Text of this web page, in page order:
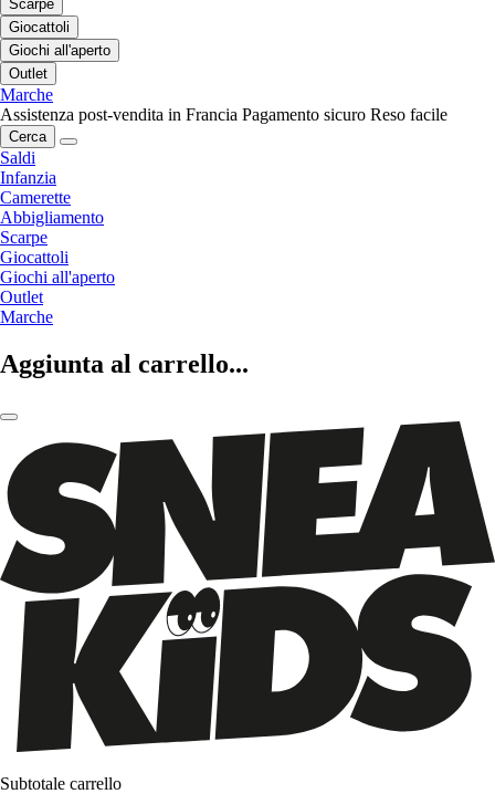
Scarpe
Giocattoli
Giochi all'aperto
Outlet
Marche
Assistenza post-vendita in Francia Pagamento sicuro Reso facile
Cerca
Saldi
Infanzia
Camerette
Abbigliamento
Scarpe
Giocattoli
Giochi all'aperto
Outlet
Marche
Aggiunta al carrello...
Subtotale carrello